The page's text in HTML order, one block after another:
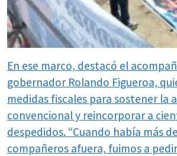
En ese marco, destacó el
gobernador Rolando Figueroa,
medidas fiscales para sostener la
convencional y reincorporar a
despedidos. “Cuando había más
compañeros afuera, fuimos a